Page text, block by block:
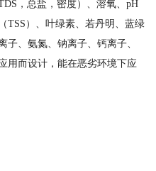
，总盐，密度）、溶氧、pH
TSS）、叶绿素、若丹明、蓝绿
子、氨氮、钠离子、钙离子、
用而设计，能在恶劣环境下应